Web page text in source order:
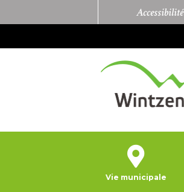
Accessibilité
Vie municipale